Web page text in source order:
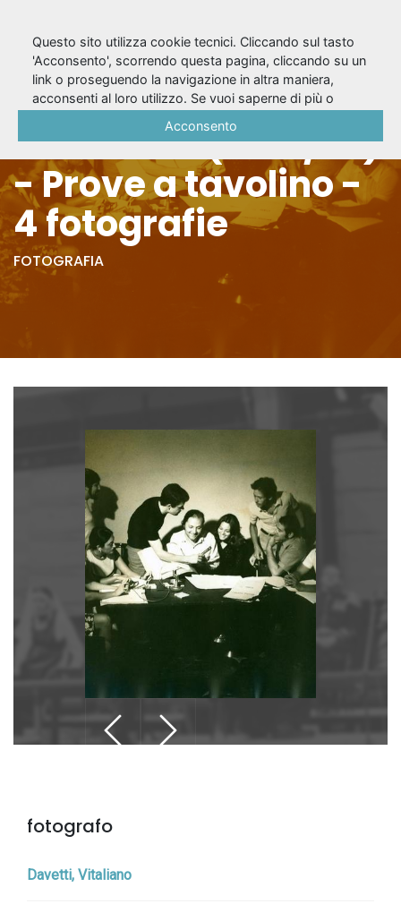
Cavalleria
Rusticana (1969/70)
- Prove a tavolino -
4 fotografie
FOTOGRAFIA
fotografo
Davetti, Vitaliano
Questo sito utilizza cookie tecnici. Cliccando sul tasto
'Acconsento', scorrendo questa pagina, cliccando su un
link o proseguendo la navigazione in altra maniera,
acconsenti al loro utilizzo. Se vuoi saperne di più o
Acconsento